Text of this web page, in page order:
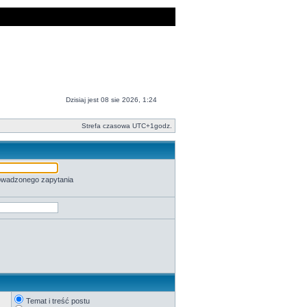
Dzisiaj jest 08 sie 2026, 1:24
Strefa czasowa UTC+1godz.
zapytania
Temat i treść postu